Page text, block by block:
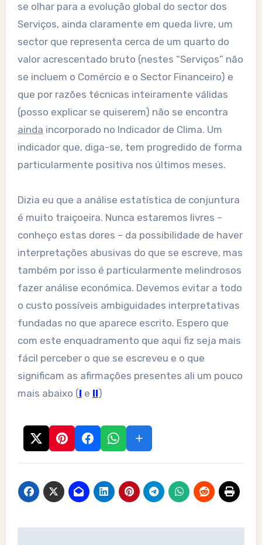
se olhar para a evolução global do sector dos
Serviços, ainda claramente em queda livre, um
sector que representa cerca de um quarto do
valor acrescentado bruto (nestes “Serviços” não
se incluem o Comércio e o Sector Financeiro) e
que por razões técnicas inteiramente válidas
(posso explicar se quiserem) não se encontra
ainda incorporado no Indicador de Clima. Um
indicador que, diga-se, tem progredido de forma
particularmente positiva nos últimos meses.
Dizia eu que a análise estatística de conjuntura
é muito traiçoeira. Nunca estaremos livres –
conheço estas dores – da possibilidade de haver
interpretações abusivas do que se escreve, mas
também por isso é particularmente melindrosos
fazer análise económica. Devemos evitar a todo
o custo possíveis ambiguidades interpretativas
fundadas no que aparece escrito. Espero que
com este enquadramento que aqui fiz seja mais
fácil perceber o que se escreveu e o que
significam as afirmações presentes ali um pouco
mais abaixo (I e II)